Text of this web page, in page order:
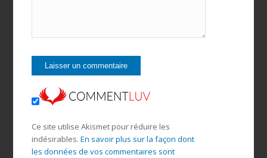
Ce site utilise Akismet pour réduire les
indésirables. En savoir plus sur la façon dont
les données de vos commentaires sont